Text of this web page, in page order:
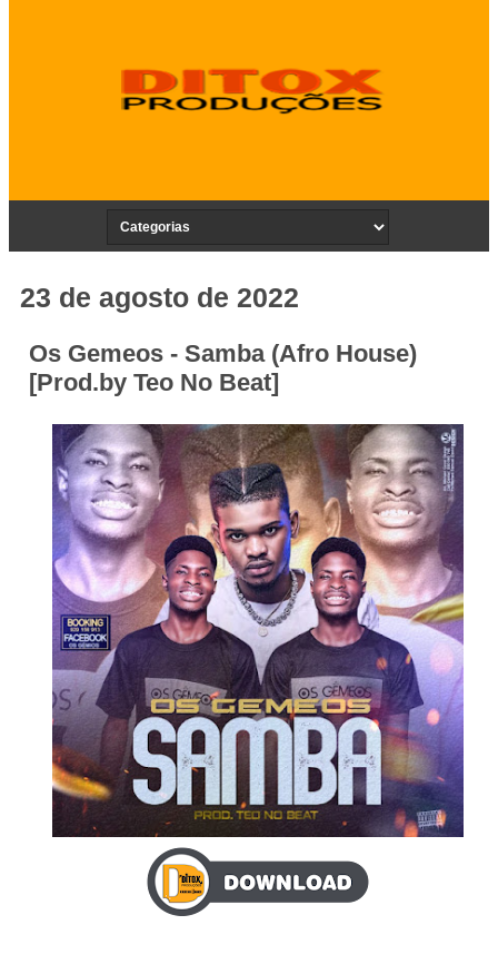
23 de agosto de 2022
Os Gemeos - Samba (Afro House)
[Prod.by Teo No Beat]